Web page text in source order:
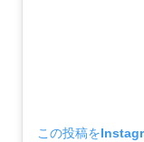
この投稿を